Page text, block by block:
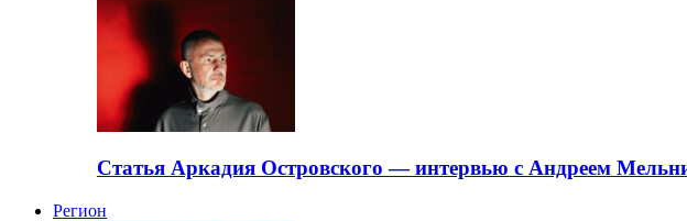
Статья Аркадия Островского — интервью с Андреем
Регион